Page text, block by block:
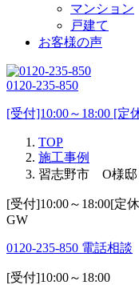
マンション
戸建て
お客様の声
0120-235-850
[受付]10:00～18:00 [
TOP
施工事例
習志野市 O様
[受付]10:00～18:00[定
GW
0120-235-850 電話相談
[受付]10:00～18:00